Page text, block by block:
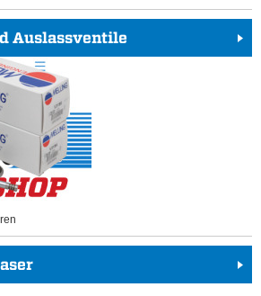
Auslassventile